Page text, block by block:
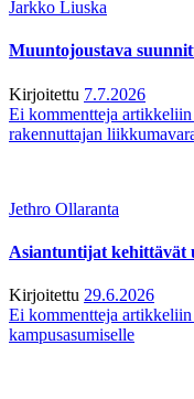
Jarkko Liuska
Muuntojoustava
Kirjoitettu 7.7.2026
Ei kommentteja artikkeliin
rakennuttajan
Jethro Ollaranta
Asiantuntijat kehittävät
Kirjoitettu 29.6.2026
Ei kommentteja artikkeliin
kampusasumiselle